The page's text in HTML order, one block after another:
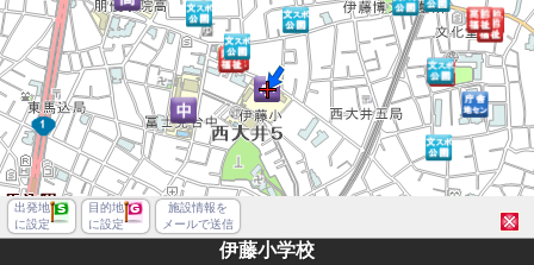
出発地
に設定
目的地
に設定
施設情報を
メールで送信
伊藤小学校